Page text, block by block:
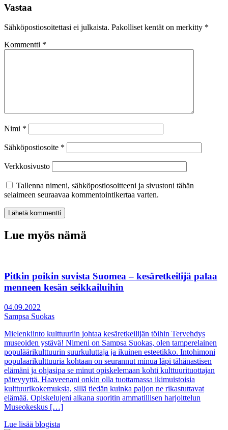
Vastaa
Sähköpostiosoitettasi ei julkaista. Pakolliset kentät on merkitty *
Kommentti *
Nimi *
Sähköpostiosoite *
Verkkosivusto
Tallenna nimeni, sähköpostiosoitteeni ja sivustoni tähän
selaimeen seuraavaa kommentointikertaa varten.
Lue myös nämä
Pitkin poikin suvista Suomea – kesäretkeilijä palaa
menneen kesän seikkailuihin
04.09.2022
Sampsa Suokas
Mielenkiinto kulttuuriin johtaa kesäretkeilijän töihin Tervehdys
museoiden ystävä! Nimeni on Sampsa Suokas, olen tamperelainen
populäärikulttuurin suurkuluttaja ja ikuinen esteetikko. Intohimoni
populaarikulttuuria kohtaan on seurannut minua läpi tähänastisen
elämäni ja ohjasipa se minut opiskelemaan kohti kulttuurituottajan
pätevyyttä. Haaveenani onkin olla tuottamassa ikimuistoisia
kulttuurikokemuksia, sillä tiedän kuinka paljon ne rikastuttavat
elämää. Opiskelujeni aikana suoritin ammatillisen harjoittelun
Museokeskus […]
Lue lisää blogista